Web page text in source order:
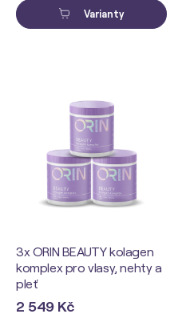
Varianty
3x ORIN BEAUTY kolagen
komplex pro vlasy, nehty a
pleť
2 549 Kč